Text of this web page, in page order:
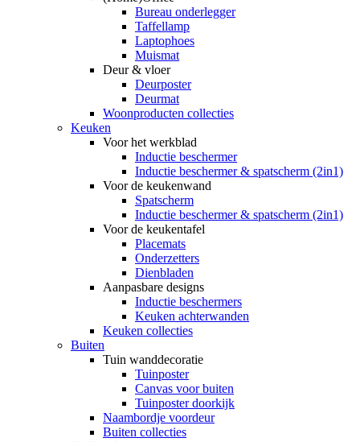
Bureau onderlegger
Taffellamp
Laptophoes
Muismat
Deur & vloer
Deurposter
Deurmat
Woonproducten collecties
Keuken
Voor het werkblad
Inductie beschermer
Inductie beschermer & spatscherm (2in1)
Voor de keukenwand
Spatscherm
Inductie beschermer & spatscherm (2in1)
Voor de keukentafel
Placemats
Onderzetters
Dienbladen
Aanpasbare designs
Inductie beschermers
Keuken achterwanden
Keuken collecties
Buiten
Tuin wanddecoratie
Tuinposter
Canvas voor buiten
Tuinposter doorkijk
Naambordje voordeur
Buiten collecties